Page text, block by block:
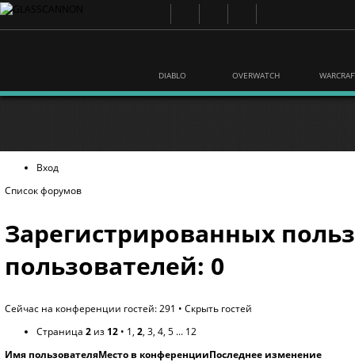
DIABLO OVERWATCH
Вход
Список форумов
Зарегистрированных
пользователей: 0
Сейчас на конференции гостей: 291 • Скрыть гостей
Страница 2 из 12 • 1, 2, 3, 4, 5 ... 12
Имя пользователяМесто в конференцииПоследнее изменение